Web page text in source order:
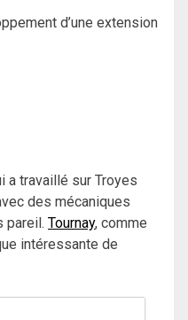
d’une extension
a travaillé sur Troyes
des mécaniques
pareil. Tournay, comme
intéressante de